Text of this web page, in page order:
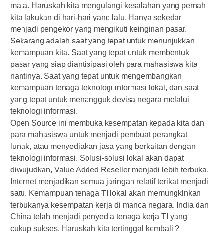
mata. Haruskah kita mengulangi kesalahan yang pernah
kita lakukan di hari-hari yang lalu. Hanya sekedar
menjadi pengekor yang mengikuti keinginan pasar.
Sekarang adalah saat yang tepat untuk menunjukkan
kemampuan kita. Saat yang tepat untuk membentuk
pasar yang siap diantisipasi oleh para mahasiswa kita
nantinya. Saat yang tepat untuk mengembangkan
kemampuan tenaga teknologi informasi lokal, dan saat
yang tepat untuk menangguk devisa negara melalui
teknologi informasi.
Open Source ini membuka kesempatan kepada kita dan
para mahasiswa untuk menjadi pembuat perangkat
lunak, atau menyediakan jasa yang berkaitan dengan
teknologi informasi. Solusi-solusi lokal akan dapat
diwujudkan, Value Added Reseller menjadi lebih terbuka.
Internet menjadikan semua jaringan relatif terikat menjadi
satu. Kemampuan tenaga TI lokal akan memungkinkan
terbukanya kesempatan kerja di manca negara. India dan
China telah menjadi penyedia tenaga kerja TI yang
cukup sukses. Haruskah kita tertinggal kembali ?